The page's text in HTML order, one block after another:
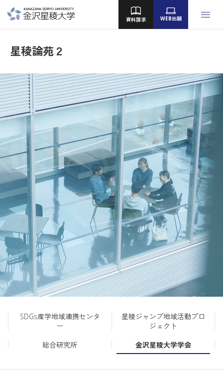
大学案内
教育／学部・大学院
産学地域連携・研究
留学・国際交流
キャンパスライフ
就職・資格
入学者選抜情報
資料請求 WEB出願
星稜論苑２
SDGs産学地域連携センタ
ー
星稜ジャンプ地域活動プロ
ジェクト
総合研究所
金沢星稜大学学会